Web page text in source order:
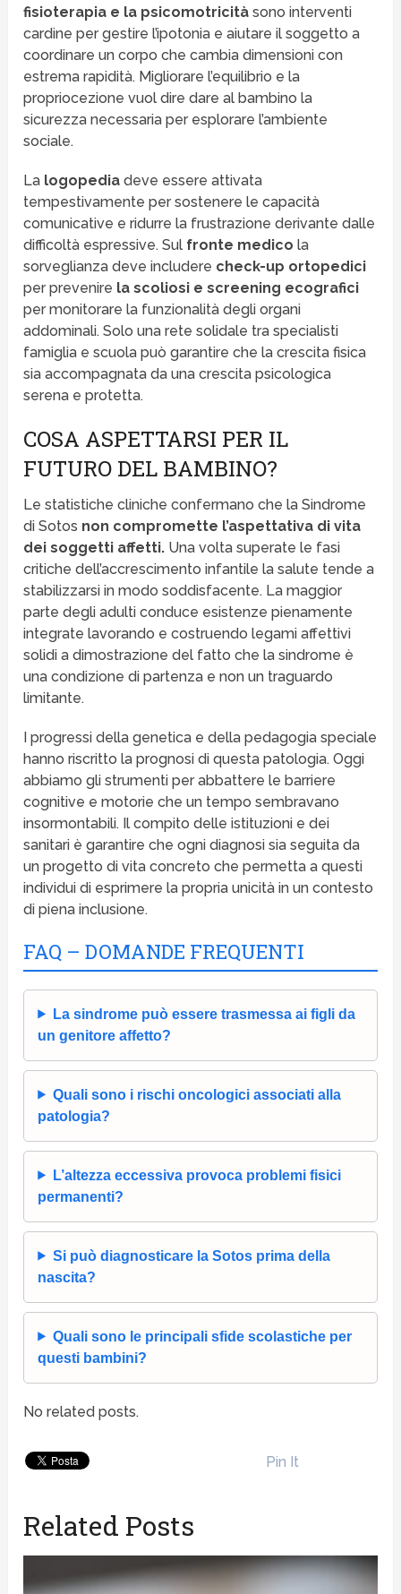
fisioterapia e la psicomotricità sono interventi
cardine per gestire l’ipotonia e aiutare il soggetto a
coordinare un corpo che cambia dimensioni con
estrema rapidità. Migliorare l’equilibrio e la
propriocezione vuol dire dare al bambino la
sicurezza necessaria per esplorare l’ambiente
sociale.
La logopediadeve essere attivata
tempestivamente per sostenere le capacità
comunicative e ridurre la frustrazione derivante dalle
difficoltà espressive. Sul fronte medico la
sorveglianza deve includere check-up ortopedici
per prevenire la scoliosi e screening ecografici
per monitorare la funzionalità degli organi
addominali. Solo una rete solidale tra specialisti
famiglia e scuola può garantire che la crescita fisica
sia accompagnata da una crescita psicologica
serena e protetta.
COSA ASPETTARSI PER IL
FUTURO DEL BAMBINO?
Le statistiche cliniche confermano che la Sindrome
di Sotos non compromette l’aspettativa di vita
dei soggetti affetti. Una volta superate le fasi
critiche dell’accrescimento infantile la salute tende a
stabilizzarsi in modo soddisfacente. La maggior
parte degli adulti conduce esistenze pienamente
integrate lavorando e costruendo legami affettivi
solidi a dimostrazione del fatto che la sindrome è
una condizione di partenza e non un traguardo
limitante.
I progressi della genetica e della pedagogia speciale
hanno riscritto la prognosi di questa patologia. Oggi
abbiamo gli strumenti per abbattere le barriere
cognitive e motorie che un tempo sembravano
insormontabili. Il compito delle istituzioni e dei
sanitari è garantire che ogni diagnosi sia seguita da
un progetto di vita concreto che permetta a questi
individui di esprimere la propria unicità in un contesto
di piena inclusione.
FAQ – DOMANDE FREQUENTI
La sindrome può essere trasmessa ai figli da
un genitore affetto?
Quali sono i rischi oncologici associati alla
patologia?
L’altezza eccessiva provoca problemi fisici
permanenti?
Si può diagnosticare la Sotos prima della
nascita?
Quali sono le principali sfide scolastiche per
questi bambini?
No related posts.
Pin It
Related Posts